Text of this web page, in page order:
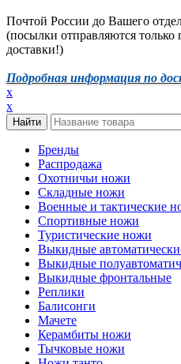
Почтой России до Вашего
(посылки отправляются только
доставки!)
Подробная информация по
x
x
Бренды
Распродажа
Охотничьи ножи
Складные ножи
Военные и тактические
Спортивные ножи
Туристические ножи
Выкидные
Выкидные
Выкидные фронтальные
Реплики
Балисонги
Мачете
Керамбиты ножи
Тычковые ножи